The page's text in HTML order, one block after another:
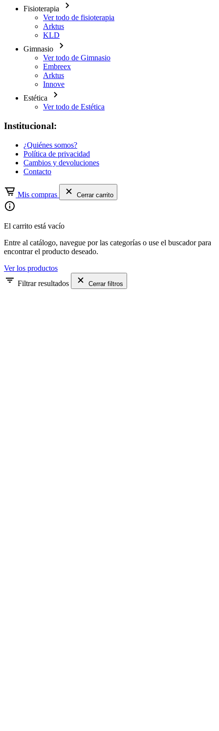
Fisioterapia
Ver todo de fisioterapia
Arktus
KLD
Gimnasio
Ver todo de Gimnasio
Embreex
Arktus
Innove
Estética
Ver todo de Estética
Institucional:
¿Quiénes somos?
Política de privacidad
Cambios y devoluciones
Contacto
Mis compras Cerrar carrito
El carrito está vacío
Entre al catálogo, navegue por las categorías o use el buscador para
encontrar el producto deseado.
Ver los productos
Filtrar resultados
Cerrar filtros